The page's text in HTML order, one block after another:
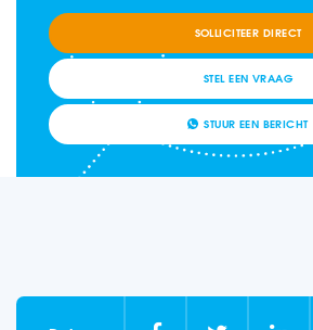
SOLLICITEER DIRECT
STEL EEN VRAAG
STUUR EEN BERICHT